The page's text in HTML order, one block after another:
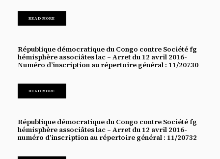
READ MORE
République démocratique du Congo contre Société fg
hémisphère associâtes lac – Arret du 12 avril 2016-
Numéro d’inscription au répertoire général : 11/20730
READ MORE
République démocratique du Congo contre Société fg
hémisphère associâtes lac – Arret du 12 avril 2016-
numéro d’inscription au répertoire général : 11/20732